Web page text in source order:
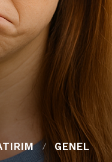
GENEL